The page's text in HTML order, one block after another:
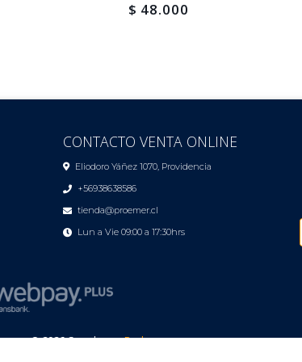
$ 48.000
CONTACTO VENTA ONLINE
Eliodoro Yáñez 1070, Providencia
+56938638586
tienda@proemer.cl
Lun a Vie 09:00 a 17:30hrs
© 2026Creado porBsale